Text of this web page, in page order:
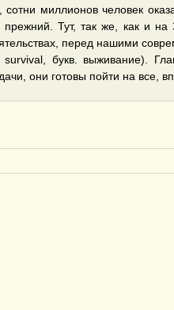
миллионов человек
Тут, так же, как и на
перед нашими
survival, букв. выживание).
они готовы пойти на все,